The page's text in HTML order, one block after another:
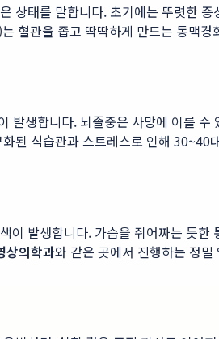
상태를 말합니다. 초기에는 뚜렷한
혈관을 좁고 딱딱하게 만드는 동맥
생합니다. 뇌졸중은 사망에 이를
된 식습관과 스트레스로 인해
발생합니다. 가슴을 쥐어짜는 듯
상의학과와 같은 곳에서 진행하는 정